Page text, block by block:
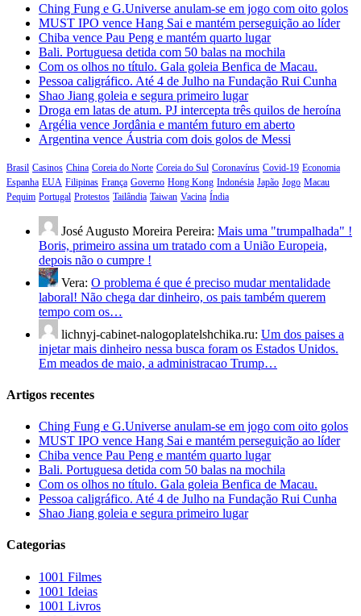
Ching Fung e G.Universe anulam-se em jogo com oito golos
MUST IPO vence Hang Sai e mantém perseguição ao líder
Chiba vence Pau Peng e mantém quarto lugar
Bali. Portuguesa detida com 50 balas na mochila
Com os olhos no título. Gala goleia Benfica de Macau.
Pessoa caligráfico. Até 4 de Julho na Fundação Rui Cunha
Shao Jiang goleia e segura primeiro lugar
Droga em latas de atum. PJ intercepta três quilos de heroína
Argélia vence Jordânia e mantém futuro em aberto
Argentina vence Áustria com dois golos de Messi
Brasil Casinos China Coreia do Norte Coreia do Sul Coronavírus Covid-19 Economia
Espanha EUA Filipinas França Governo Hong Kong Indonésia Japão Jogo Macau
Pequim Portugal Protestos Tailândia Taiwan Vacina Índia
José Augusto Moreira Pereira: Mais uma "trumpalhada" !
Boris, primeiro assina um tratado com a União Europeia,
depois não o cumpre !
Vera: O problema é que é preciso mudar mentalidade
laboral! Não chega dar dinheiro, os pais também querem
tempo com os…
lichnyj-cabinet-nalogoplatelshchika.ru: Um dos paises a
injetar mais dinheiro nessa busca foram os Estados Unidos.
Em meados de maio, a administracao Trump…
Artigos recentes
Ching Fung e G.Universe anulam-se em jogo com oito golos
MUST IPO vence Hang Sai e mantém perseguição ao líder
Chiba vence Pau Peng e mantém quarto lugar
Bali. Portuguesa detida com 50 balas na mochila
Com os olhos no título. Gala goleia Benfica de Macau.
Pessoa caligráfico. Até 4 de Julho na Fundação Rui Cunha
Shao Jiang goleia e segura primeiro lugar
Categorias
1001 Filmes
1001 Ideias
1001 Livros